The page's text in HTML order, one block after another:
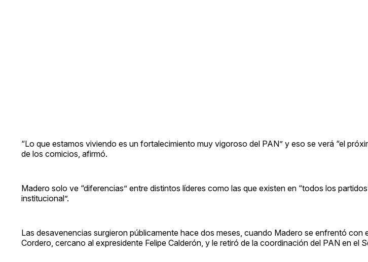
“Lo que estamos viviendo es un fortalecimiento muy vigoroso del PAN” y eso se verá “el
de los comicios, afirmó.
Madero solo ve “diferencias” entre distintos líderes como las que existen en “todos los
institucional”.
Las desavenencias surgieron públicamente hace dos meses, cuando Madero se enfrentó con
Cordero, cercano al expresidente Felipe Calderón, y le retiró de la coordinación del PAN en el